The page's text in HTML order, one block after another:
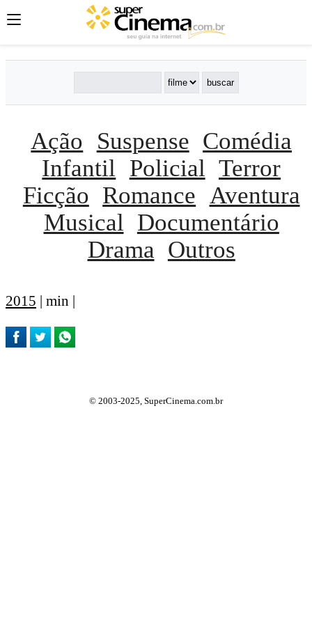
Ação Suspense Comédia
Infantil
Policial Terror
Ficção Romance Aventura
Musical
Documentário
Drama Outros
2015 | min |
© 2003-2025, SuperCinema.com.br